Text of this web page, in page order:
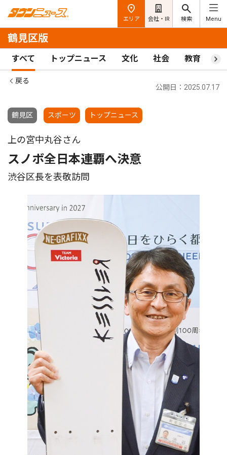
エリア 会社・IR 検索 Menu
鶴見区版
すべて トップニュース 文化 社会 教育 ス
戻る
鶴見区 スポーツ トップニュース
公開日：2025.07.17
上の宮中丸谷さん
スノボ全日本連覇へ決意
渋谷区長を表敬訪問